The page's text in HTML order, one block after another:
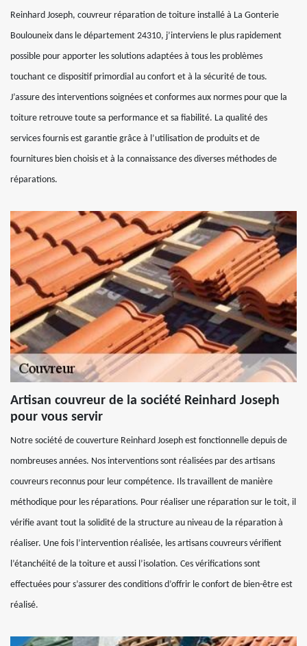
Reinhard Joseph, couvreur réparation de toiture installé à La Gonterie
Boulouneix dans le département 24310, j’interviens le plus rapidement
possible pour apporter les solutions adaptées à tous les problèmes
touchant ce dispositif primordial au confort et à la sécurité de tous.
J’assure des interventions soignées et conformes aux normes pour que la
toiture retrouve toute sa performance et sa fiabilité. La qualité des
services fournis est garantie grâce à l’utilisation de produits et de
fournitures bien choisis et à la connaissance des diverses méthodes de
réparations.
Artisan couvreur de la société Reinhard Joseph
pour vous servir
Notre société de couverture Reinhard Joseph est fonctionnelle depuis de
nombreuses années. Nos interventions sont réalisées par des artisans
couvreurs reconnus pour leur compétence. Ils travaillent de manière
méthodique pour les réparations. Pour réaliser une réparation sur le toit, il
vérifie avant tout la solidité de la structure au niveau de la réparation à
réaliser. Une fois l’intervention réalisée, les artisans couvreurs vérifient
l’étanchéité de la toiture et aussi l’isolation. Ces vérifications sont
effectuées pour s’assurer des conditions d’offrir le confort de bien-être est
réalisé.